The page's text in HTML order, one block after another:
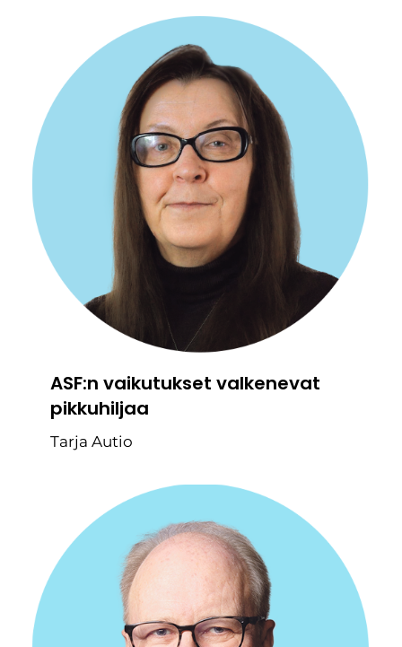
ASF:n vaikutukset valkenevat
pikkuhiljaa
Tarja Autio